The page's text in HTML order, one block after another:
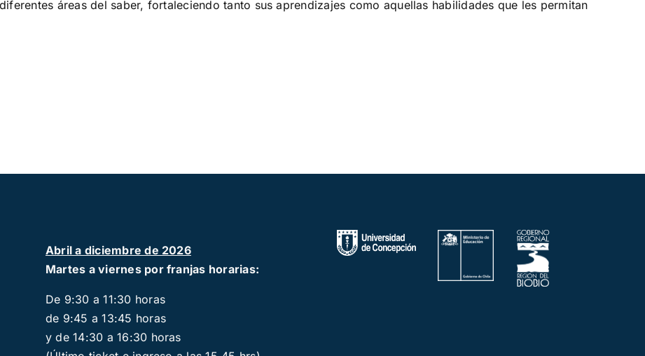
áreas del saber, fortaleciendo tanto sus aprendizajes como aquellas habilidades que les permitan
Abril a diciembre de 2026
Martes a viernes por franjas horarias:
De 9:30 a 11:30 horas
de 9:45 a 13:45 horas
y de 14:30 a 16:30 horas